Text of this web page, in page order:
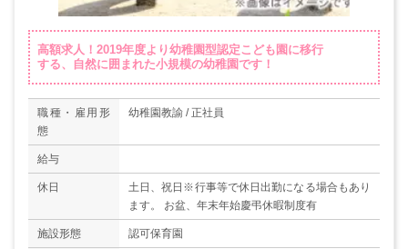
高額求人！2019年度より幼稚園型認定こども園に移行
する、自然に囲まれた小規模の幼稚園です！
職種・雇用形
態
幼稚園教諭 / 正社員
給与
休日
土日、祝日※行事等で休日出勤になる場合もあり
ます。 お盆、年末年始慶弔休暇制度有
施設形態 認可保育園